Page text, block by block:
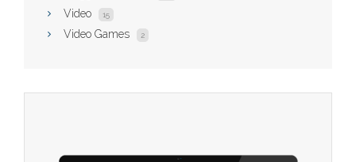
Video 15
Video Games 2